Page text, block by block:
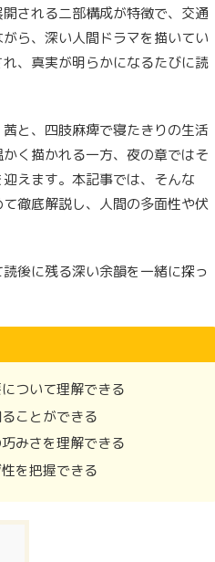
される二部構成が特徴で、交通
ら、深い人間ドラマを描いてい
、真実が明らかになるたびに読
と、四肢麻痺で寝たきりの生活
く描かれる一方、夜の章ではそ
えます。本記事では、そんな
徹底解説し、人間の多面性や伏
後に残る深い余韻を一緒に探っ
ついて理解できる
ことができる
みさを理解できる
を把握できる